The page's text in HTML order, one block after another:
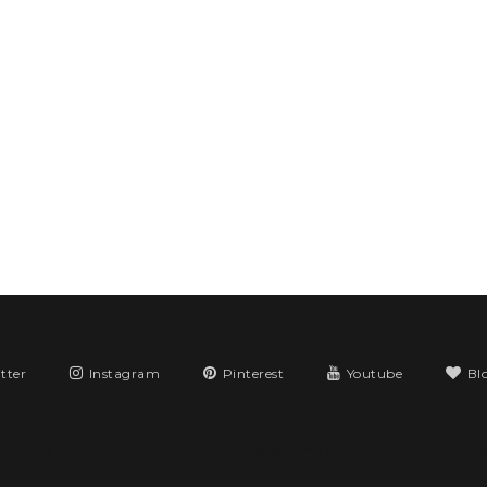
Instagram Pinterest Youtube